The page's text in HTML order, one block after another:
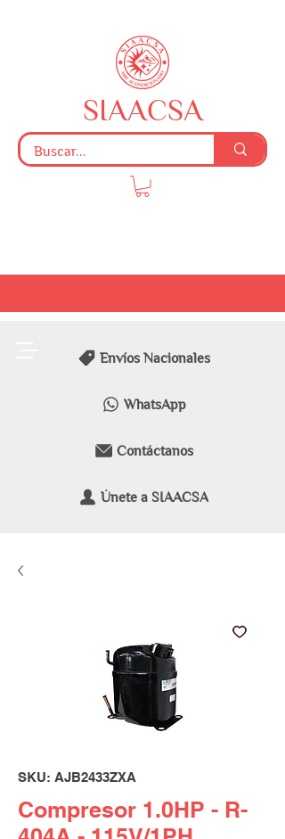
Envíos Nacionales
WhatsApp
Contáctanos
Únete a SIAACSA
SIAACSA
SKU: AJB2433ZXA
Compresor 1.0HP - R-